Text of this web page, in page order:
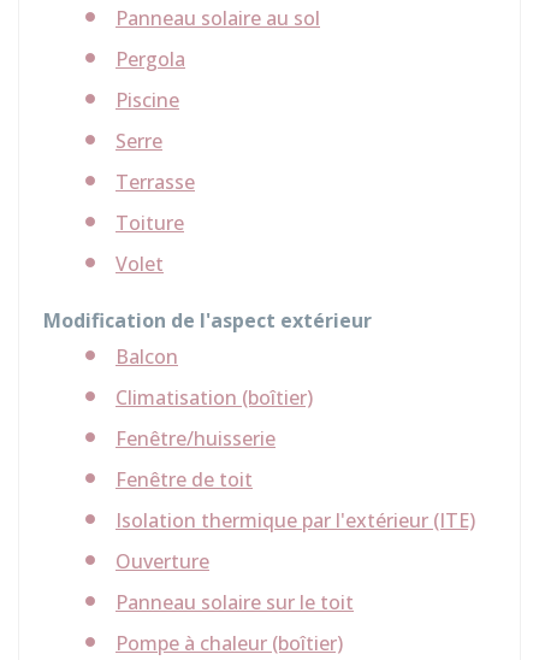
Panneau solaire au sol
Pergola
Piscine
Serre
Terrasse
Toiture
Volet
Modification de l'aspect extérieur
Balcon
Climatisation (boîtier)
Fenêtre/huisserie
Fenêtre de toit
Isolation thermique par l'extérieur (ITE)
Ouverture
Panneau solaire sur le toit
Pompe à chaleur (boîtier)